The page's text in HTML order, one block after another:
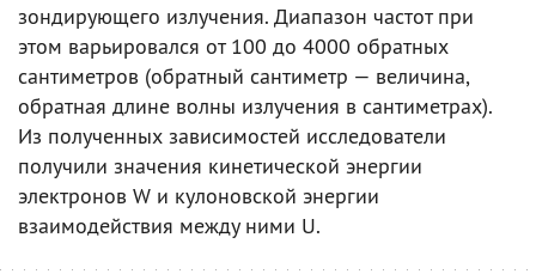
зондирующего излучения. Диапазон частот при
этом варьировался от 100 до 4000 обратных
сантиметров (обратный сантиметр — величина,
обратная длине волны излучения в сантиметрах).
Из полученных зависимостей исследователи
получили значения кинетической энергии
электронов W и кулоновской энергии
взаимодействия между ними U.